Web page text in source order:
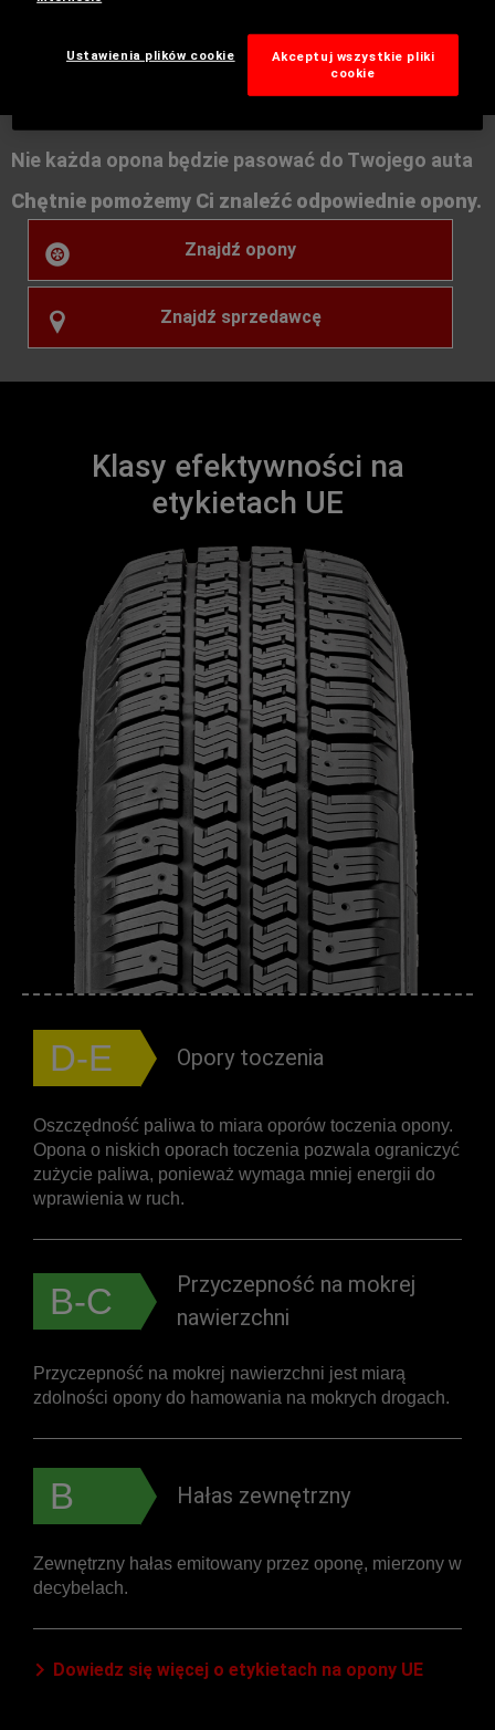
Nie każda opona będzie pasować do Twojego auta
Chętnie pomożemy Ci znaleźć odpowiednie opony.
Znajdź opony
Znajdź sprzedawcę
Klasy efektywności na
etykietach UE
D-E Opory toczenia
Oszczędność paliwa to miara oporów toczenia opony.
Opona o niskich oporach toczenia pozwala ograniczyć
zużycie paliwa, ponieważ wymaga mniej energii do
wprawienia w ruch.
B-C
Przyczepność na mokrej
nawierzchni
Przyczepność na mokrej nawierzchni jest miarą
zdolności opony do hamowania na mokrych drogach.
B Hałas zewnętrzny
Zewnętrzny hałas emitowany przez oponę, mierzony w
decybelach.
Dowiedz się więcej o etykietach na opony UE
Ustawienia plików cookie
Akceptuj wszystkie pliki
cookie